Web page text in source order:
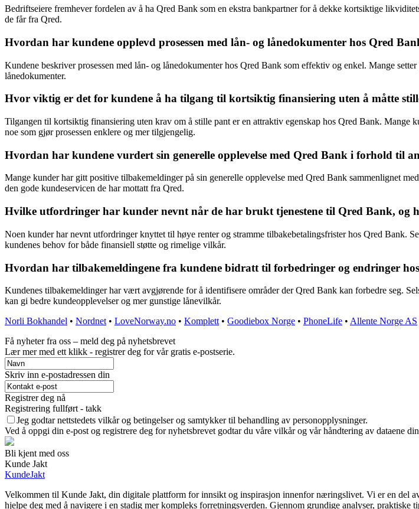
Bedriftseiere fremhever fordelen av å ha Qred Bank som en ekstra bankpartner for å dekke kortsiktige
de får fra Qred.
Hvordan har kundene opplevd prosessen med lån- og lånedokumenter hos Qred
Kundene beskriver prosessen med lån- og lånedokumenter hos Qred Bank som effektiv og enkel. Mange
lånedokumenter.
Hvor viktig er det for kundene å ha tilgang til kortsiktig finansiering uten å måtte
Tilgangen til kortsiktig finansiering uten krav om å stille pant er en attraktiv egenskap hos Qred Bank. Mange
noe som gjør prosessen enklere og mer tilgjengelig.
Hvordan har kundene vurdert sin generelle opplevelse med Qred Bank i forhold til
Mange kunder har gitt positive tilbakemeldinger på sin generelle opplevelse med Qred Bank sammenlignet
den gode kundeservicen de har mottatt fra Qred.
Hvilke utfordringer har kunder nevnt når de har brukt tjenestene til Qred Bank, og
Noen kunder har nevnt utfordringer knyttet til høye renter og stramme tilbakebetalingsfrister hos Qred Bank.
kundenes behov for både finansiell støtte og rimelige vilkår.
Hvordan har tilbakemeldingene fra kundene bidratt til forbedringer og endringer
Kundenes tilbakemeldinger har vært avgjørende for å identifisere områder der Qred Bank kan forbedre seg.
kan gi bedre kundeopplevelser og mer gunstige lånevilkår.
Norli Bokhandel • Nordnet • LoveNorway.no • Komplett • Goodiebox Norge • PhoneLife • Allente Norge AS
Få nyheter fra oss – meld deg på nyhetsbrevet
Lær mer med ett klikk - registrer deg for vår gratis e-postserie.
Skriv inn e-postadressen din
Registrer deg nå
Registrering fullført - takk
Jeg godtar nettstedets vilkår og betingelser og samtykker til behandling av personopplysninger.
Ved å oppgi din e-post og registrere deg for nyhetsbrevet godtar du våre vilkår og vår håndtering av dataene
Bli kjent med oss
Kunde Jakt
KundeJakt
Velkommen til Kunde Jakt, din digitale plattform for innsikt og inspirasjon innenfor næringslivet. Vi er en del
hjelpe deg med å navigere i en stadig mer kompleks forretningsverden. Gjennom grundige analyser,